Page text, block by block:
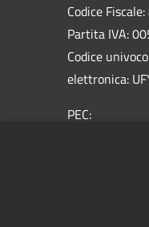
Codice
Partita IVA:
Codice
elettronica:
PEC: